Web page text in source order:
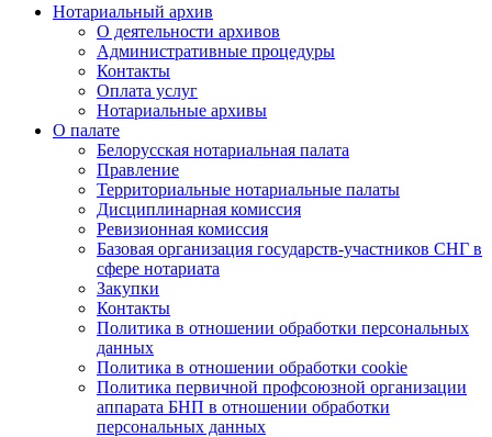
Нотариальный архив
О деятельности архивов
Административные процедуры
Контакты
Оплата услуг
Нотариальные архивы
О палате
Белорусская нотариальная палата
Правление
Территориальные нотариальные палаты
Дисциплинарная комиссия
Ревизионная комиссия
Базовая организация государств-участников СНГ в
сфере нотариата
Закупки
Контакты
Политика в отношении обработки персональных
данных
Политика в отношении обработки cookie
Политика первичной профсоюзной организации
аппарата БНП в отношении обработки
персональных данных